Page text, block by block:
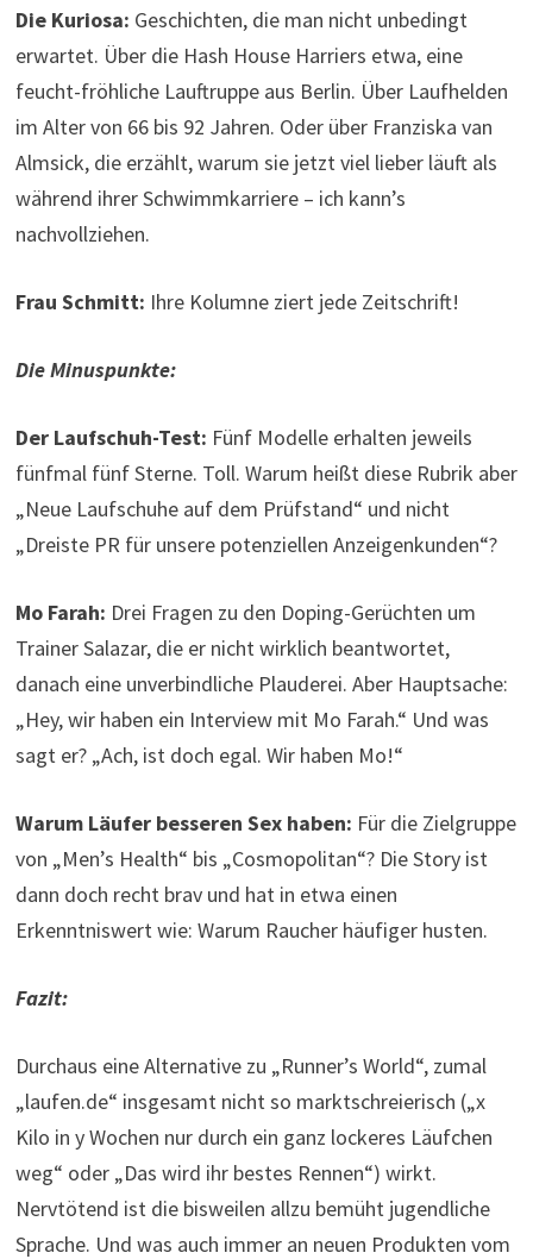
Die Kuriosa: Geschichten, die man nicht unbedingt
erwartet. Über die Hash House Harriers etwa, eine
feucht-fröhliche Lauftruppe aus Berlin. Über Laufhelden
im Alter von 66 bis 92 Jahren. Oder über Franziska van
Almsick, die erzählt, warum sie jetzt viel lieber läuft als
während ihrer Schwimmkarriere – ich kann’s
nachvollziehen.
Frau Schmitt: Ihre Kolumne ziert jede Zeitschrift!
Die Minuspunkte:
Der Laufschuh-Test: Fünf Modelle erhalten jeweils
fünfmal fünf Sterne. Toll. Warum heißt diese Rubrik aber
„Neue Laufschuhe auf dem Prüfstand“ und nicht
„Dreiste PR für unsere potenziellen Anzeigenkunden“?
Mo Farah: Drei Fragen zu den Doping-Gerüchten um
Trainer Salazar, die er nicht wirklich beantwortet,
danach eine unverbindliche Plauderei. Aber Hauptsache:
„Hey, wir haben ein Interview mit Mo Farah.“ Und was
sagt er? „Ach, ist doch egal. Wir haben Mo!“
Warum Läufer besseren Sex haben: Für die Zielgruppe
von „Men’s Health“ bis „Cosmopolitan“? Die Story ist
dann doch recht brav und hat in etwa einen
Erkenntniswert wie: Warum Raucher häufiger husten.
Fazit:
Durchaus eine Alternative zu „Runner’s World“, zumal
„laufen.de“ insgesamt nicht so marktschreierisch („x
Kilo in y Wochen nur durch ein ganz lockeres Läufchen
weg“ oder „Das wird ihr bestes Rennen“) wirkt.
Nervtötend ist die bisweilen allzu bemüht jugendliche
Sprache. Und was auch immer an neuen Produkten vom